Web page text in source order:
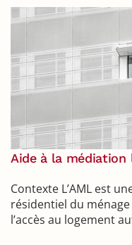
Aide à la médiation
Contexte L’AML est
résidentiel du
l’accès au logement